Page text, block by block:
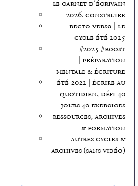
le carnet d’écrivain
2026, construire
recto verso | le
cycle été 2025
#2025 #boost
| préparation
mentale & écriture
été 2022 | écrire au
quotidien, défi 40
jours 40 exercices
ressources, archives
& formation
autres cycles &
archives (sans vidéo)